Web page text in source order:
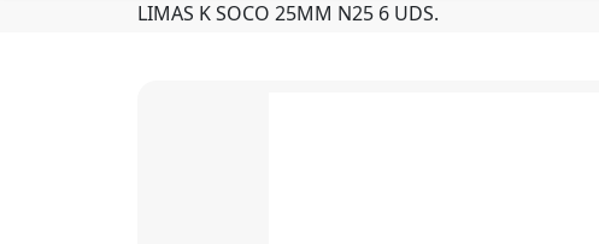
LIMAS K SOCO 25MM N25 6 UDS.